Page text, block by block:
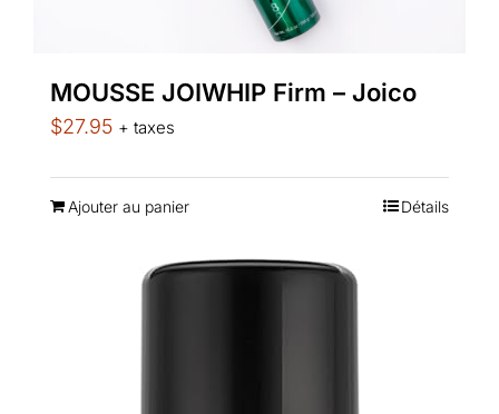
peuvent
page
produit
MOUSSE JOIWHIP Firm – Joico
$27.95 + taxes
Ajouter au panier Détails